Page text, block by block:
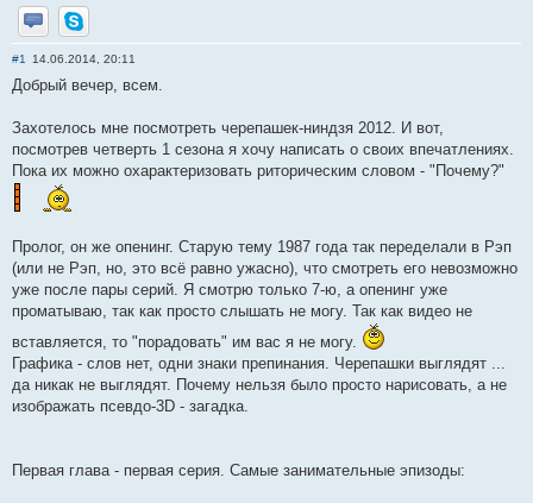
Отправить личное сообщение
Skype
#1 14.06.2014, 20:11
Добрый вечер, всем.
Захотелось мне посмотреть черепашек-ниндзя 2012. И вот,
посмотрев четверть 1 сезона я хочу написать о своих впечатлениях.
Пока их можно охарактеризовать риторическим словом - "Почему?"
Пролог, он же опенинг. Старую тему 1987 года так переделали в Рэп
(или не Рэп, но, это всё равно ужасно), что смотреть его невозможно
уже после пары серий. Я смотрю только 7-ю, а опенинг уже
проматываю, так как просто слышать не могу. Так как видео не
вставляется, то "порадовать" им вас я не могу.
Графика - слов нет, одни знаки препинания. Черепашки выглядят ...
да никак не выглядят. Почему нельзя было просто нарисовать, а не
изображать псевдо-3D - загадка.
Первая глава - первая серия. Самые занимательные эпизоды: